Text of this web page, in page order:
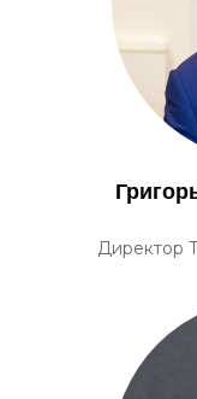
Директор